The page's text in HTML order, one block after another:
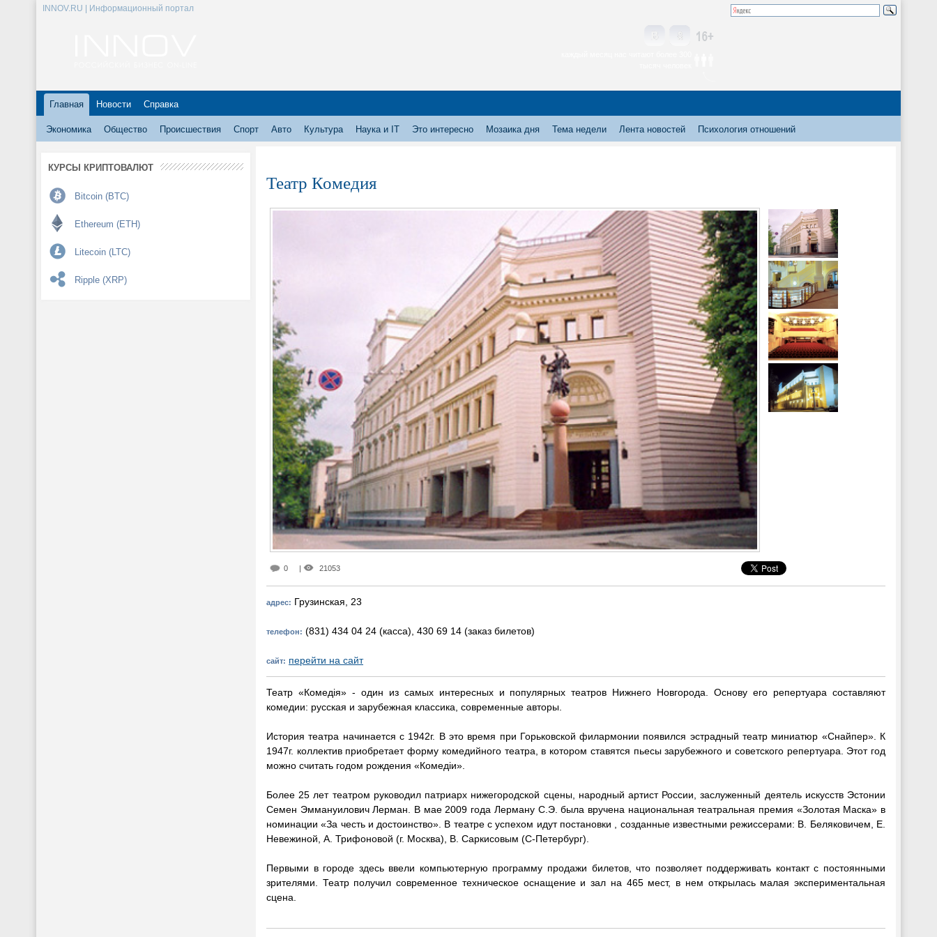
INNOV.RU | Информационный портал
Главная Новости Справка
Экономика Общество Происшествия Спорт Авто Культура Наука и IT Это интересно Мозаика дня Тема недели Лента новостей Психология отношений
КУРСЫ КРИПТОВАЛЮТ
Bitcoin (BTC)
Ethereum (ETH)
Litecoin (LTC)
Ripple (XRP)
Театр Комедия
0 | 21053
адрес: Грузинская, 23
телефон: (831) 434 04 24 (касса), 430 69 14 (заказ билетов)
сайт: перейти на сайт
Театр «Комедiя» - один из самых интересных и популярных театров Нижнего Новгорода. Основу его репертуара составляют
комедии: русская и зарубежная классика, современные авторы.
История театра начинается с 1942г. В это время при Горьковской филармонии появился эстрадный театр миниатюр «Снайпер». К
1947г. коллектив приобретает форму комедийного театра, в котором ставятся пьесы зарубежного и советского репертуара. Этот год
можно считать годом рождения «Комедiи».
Более 25 лет театром руководил патриарх нижегородской сцены, народный артист России, заслуженный деятель искусств Эстонии
Семен Эммануилович Лерман. В мае 2009 года Лерману С.Э. была вручена национальная театральная премия «Золотая Маска» в
номинации «За честь и достоинство». В театре с успехом идут постановки , созданные известными режиссерами: В. Беляковичем, Е.
Невежиной, А. Трифоновой (г. Москва), В. Саркисовым (С-Петербург).
Первыми в городе здесь ввели компьютерную программу продажи билетов, что позволяет поддерживать контакт с постоянными
зрителями. Театр получил современное техническое оснащение и зал на 465 мест, в нем открылась малая экспериментальная
сцена.